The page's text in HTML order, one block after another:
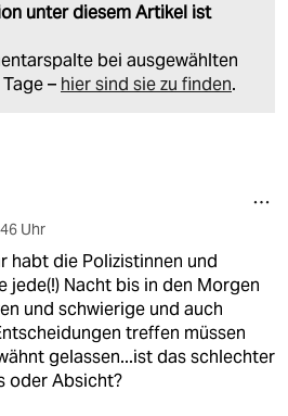
unter diesem Artikel ist
bei ausgewählten
– hier sind sie zu finden.
Uhr
habt die Polizistinnen und
jede(!) Nacht bis in den Morgen
und schwierige und auch
treffen müssen
gelassen...ist das schlechter
oder Absicht?